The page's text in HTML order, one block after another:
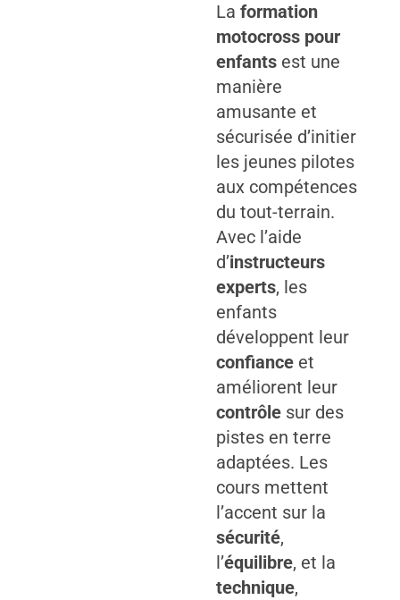
Laformation
motocross pour
enfants est une
manière
amusante et
sécurisée d’initier
les jeunes pilotes
aux compétences
du tout-terrain.
Avec l’aide
d’instructeurs
experts, les
enfants
développent leur
confiance et
améliorent leur
contrôle sur des
pistes en terre
adaptées. Les
cours mettent
l’accent sur la
sécurité,
l’équilibre, et la
technique,